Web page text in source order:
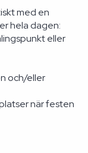
med en
hela dagen:
eller
och/eller
när festen